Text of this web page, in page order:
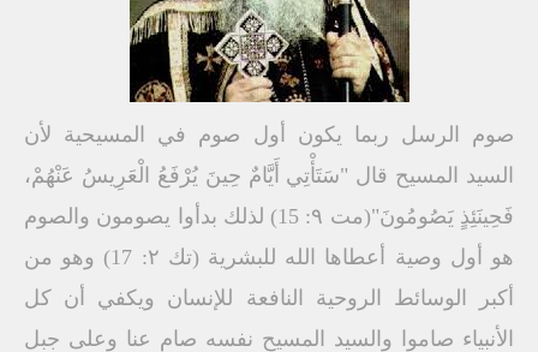
صوم الرسل ربما یكون أول صوم في المسیحیة لأن
السید المسیح قال "سَتَأْتِي أَیَّامٌ حِینَ یُرْفَعُ الْعَرِیسُ عَنْھُمْ،
فَحِینَئِذٍ یَصُومُونَ"(مت ۹: 15) لذلك بدأوا یصومون والصوم
ھو أول وصیة أعطاھا الله للبشریة (تك ۲: 17) وھو من
أكبر الوسائط الروحیة النافعة للإنسان ویكفي أن كل
الأنبیاء صاموا والسید المسیح نفسه صام عنا وعلى جبل